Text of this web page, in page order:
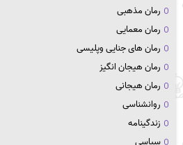
رمان مذهبی
رمان معمایی
رمان های جنایی وپلیسی
رمان هیجان انگیز
رمان هیجانی
روانشناسی
زندگینامه
سیاسی